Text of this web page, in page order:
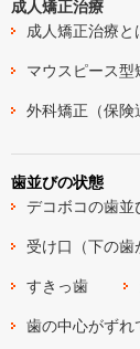
成人矯正治療
成人矯正治療と
マウスピース型
外科矯正（保険
歯並びの状態
デコボコの歯並
受け口（下の歯
すきっ歯
歯の中心がずれ